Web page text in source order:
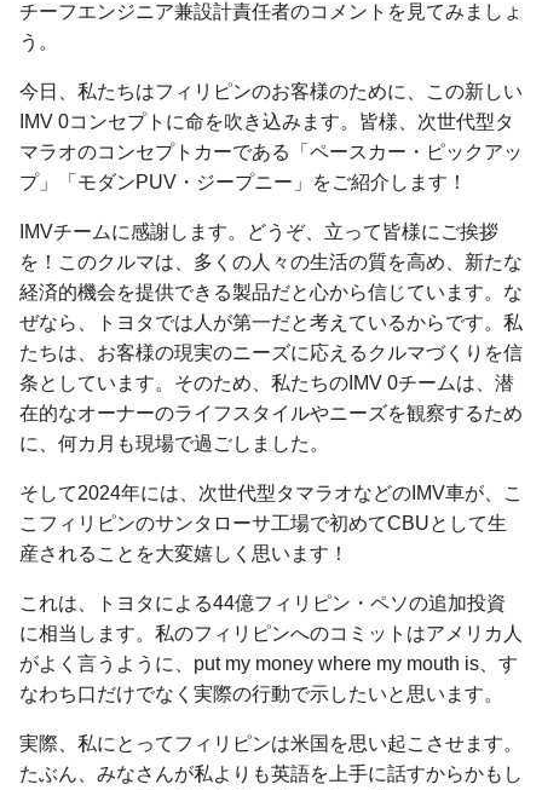
チーフエンジニア兼設計責任者のコメントを見てみましょ
う。
今日、私たちはフィリピンのお客様のために、この新しい
IMV 0コンセプトに命を吹き込みます。皆様、次世代型タ
マラオのコンセプトカーである「ペースカー・ピックアッ
プ」「モダンPUV・ジープニー」をご紹介します！
IMVチームに感謝します。どうぞ、立って皆様にご挨拶
を！このクルマは、多くの人々の生活の質を高め、新たな
経済的機会を提供できる製品だと心から信じています。な
ぜなら、トヨタでは人が第一だと考えているからです。私
たちは、お客様の現実のニーズに応えるクルマづくりを信
条としています。そのため、私たちのIMV 0チームは、潜
在的なオーナーのライフスタイルやニーズを観察するため
に、何カ月も現場で過ごしました。
そして2024年には、次世代型タマラオなどのIMV車が、こ
こフィリピンのサンタローサ工場で初めてCBUとして生
産されることを大変嬉しく思います！
これは、トヨタによる44億フィリピン・ペソの追加投資
に相当します。私のフィリピンへのコミットはアメリカ人
がよく言うように、put my money where my mouth is、す
なわち口だけでなく実際の行動で示したいと思います。
実際、私にとってフィリピンは米国を思い起こさせます。
たぶん、みなさんが私よりも英語を上手に話すからかもし